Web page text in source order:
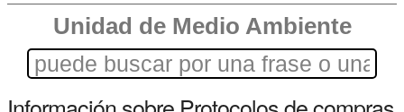
Unidad de Medio Ambiente